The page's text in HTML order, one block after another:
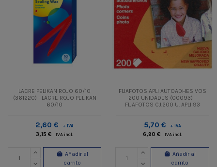
LACRE PELIKAN ROJO 60/10
(361220) - LACRE ROJO PELIKAN
60/10
2,60 € + IVA
3,15 € IVA incl.
Añadir al
carrito
FIJAFOTOS APLI AUTOADHESIVOS
200 UNIDADES (00093) -
FIJAFOTOS CJ.200 U. APLI 93
5,70 € + IVA
6,90 € IVA incl.
Añadir al
carrito